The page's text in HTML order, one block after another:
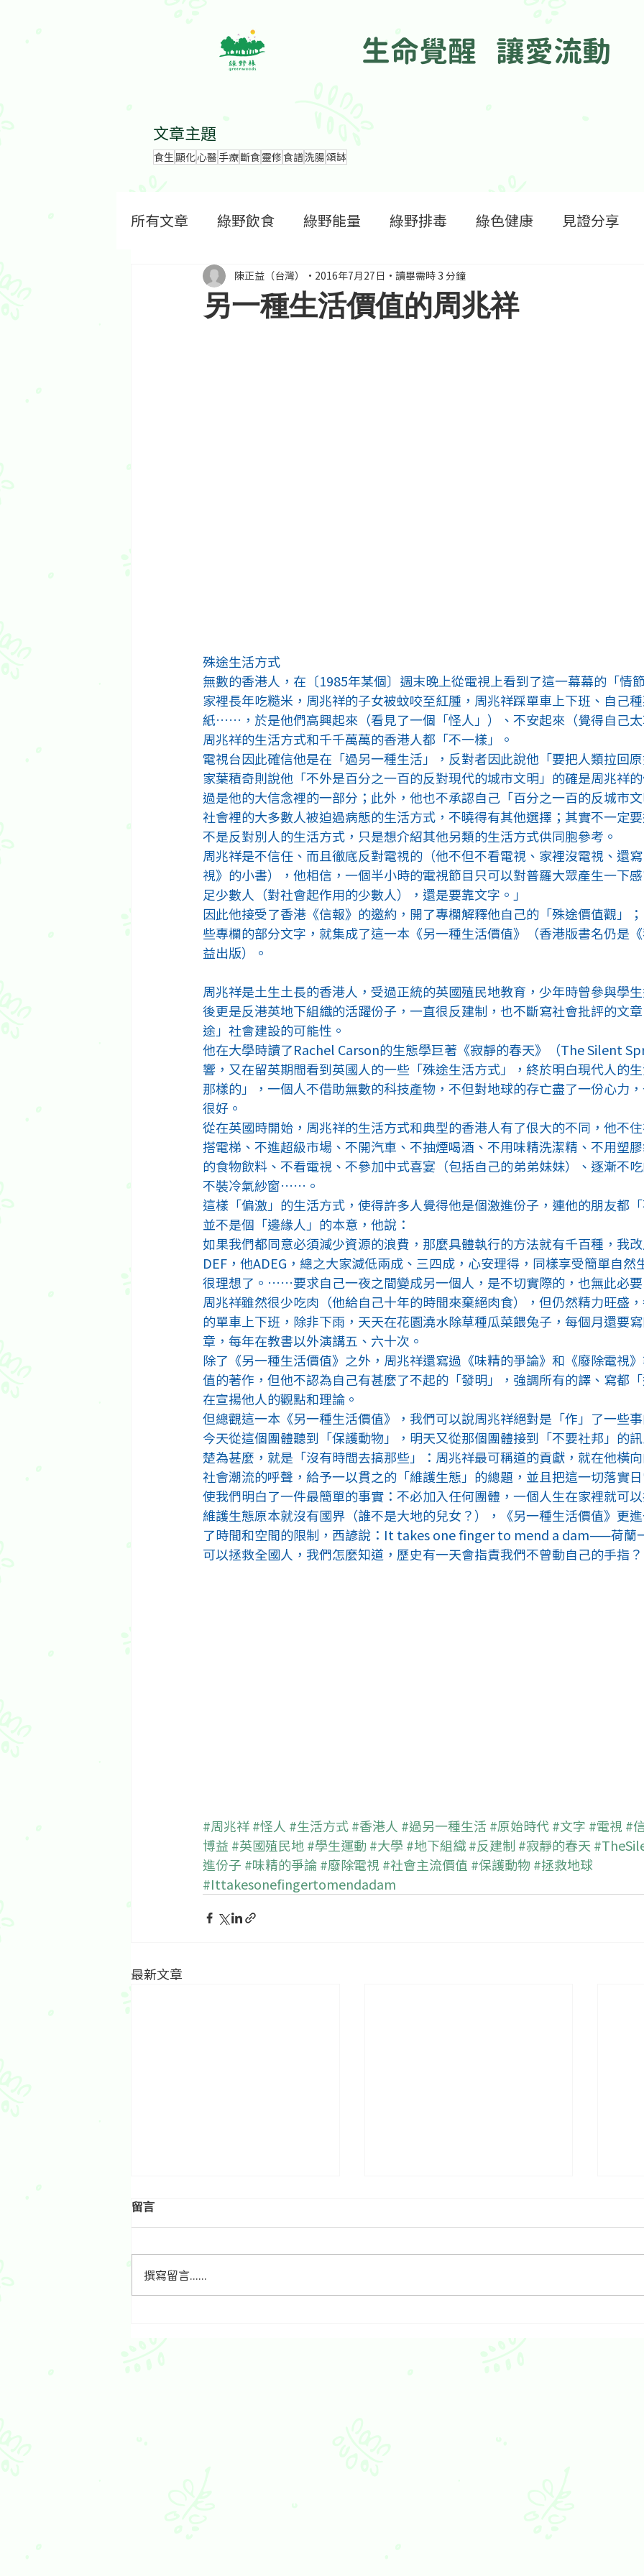
生命覺醒 讓愛流動
文章主題
食生顯化心醫 手療斷食靈修食譜洗腸頌缽
所有文章 綠野飲食 綠野能量 綠野排毒 綠色健康 見證分享
另一種生活價值的周兆祥
陳正益（台灣） 2016年7月27日 讀畢需時 3 分鐘
殊途生活方式
無數的香港人，在〔1985年某個〕週末晚上從電視上看到了這一幕幕的「情
家裡長年吃糙米，周兆祥的子女被蚊咬至紅腫，周兆祥踩單車上下班、自己
紙……，於是他們高興起來（看見了一個「怪人」）、不安起來（覺得自己
周兆祥的生活方式和千千萬萬的香港人都「不一樣」。
電視台因此確信他是在「過另一種生活」，反對者因此說他「要把人類拉回
家葉積奇則說他「不外是百分之一百的反對現代的城市文明」的確是周兆祥
過是他的大信念裡的一部分；此外，他也不承認自己「百分之一百的反城市
社會裡的大多數人被迫過病態的生活方式，不曉得有其他選擇；其實不一定
不是反對別人的生活方式，只是想介紹其他另類的生活方式供同胞參考。
周兆祥是不信任、而且徹底反對電視的（他不但不看電視、家裡沒電視、還
視》的小書），他相信，一個半小時的電視節目只可以對普羅大眾產生一下
足少數人（對社會起作用的少數人），還是要靠文字。」
因此他接受了香港《信報》的邀約，開了專欄解釋他自己的「殊途價值觀」
些專欄的部分文字，就集成了這一本《另一種生活價值》（香港版書名仍是
益出版）。
周兆祥是土生土長的香港人，受過正統的英國殖民地教育，少年時曾參與學
後更是反港英地下組織的活躍份子，一直很反建制，也不斷寫社會批評的文
途」社會建設的可能性。
他在大學時讀了Rachel Carson的生態學巨著《寂靜的春天》（The Silent
響，又在留英期間看到英國人的一些「殊途生活方式」，終於明白現代人的
那樣的」，一個人不借助無數的科技產物，不但對地球的存亡盡了一份心力
很好。
從在英國時開始，周兆祥的生活方式和典型的香港人有了佷大的不同，他不
搭電梯、不進超級市場、不開汽車、不抽煙喝酒、不用味精洗潔精、不用塑
的食物飲料、不看電視、不參加中式喜宴（包括自己的弟弟妹妹）、逐漸不
不裝冷氣紗窗……。
這樣「偏激」的生活方式，使得許多人覺得他是個激進份子，連他的朋友都
並不是個「邊緣人」的本意，他說：
如果我們都同意必須減少資源的浪費，那麼具體執行的方法就有千百種，我
DEF，他ADEG，總之大家減低兩成、三四成，心安理得，同樣享受簡單自然
很理想了。……要求自己一夜之間變成另一個人，是不切實際的，也無此必
周兆祥雖然很少吃肉（他給自己十年的時間來棄絕肉食），但仍然精力旺盛
的單車上下班，除非下雨，天天在花園澆水除草種瓜菜餵兔子，每個月還要
章，每年在教書以外演講五、六十次。
除了《另一種生活價值》之外，周兆祥還寫過《味精的爭論》和《廢除電視
值的著作，但他不認為自己有甚麼了不起的「發明」，強調所有的譯、寫都
在宣揚他人的觀點和理論。
但總觀這一本《另一種生活價值》，我們可以說周兆祥絕對是「作」了一些
今天從這個團體聽到「保護動物」，明天又從那個團體接到「不要社邦」的
楚為甚麼，就是「沒有時間去搞那些」：周兆祥最可稱道的貢獻，就在他橫
社會潮流的呼聲，給予一以貫之的「維護生態」的總題，並且把這一切落實
使我們明白了一件最簡單的事實：不必加入任何團體，一個人生在家裡就可
維護生態原本就沒有國界（誰不是大地的兒女？），《另一種生活價值》更
了時間和空間的限制，西諺說：It takes one finger to mend a dam——荷蘭
可以拯救全國人，我們怎麼知道，歷史有一天會指責我們不曾動自己的手指？
#周兆祥#怪人 #生活方式#香港人 #過另一種生活#原始時代#文字 #電視 #
博益 #英國殖民地#學生運動 #大學 #地下組織#反建制 #寂靜的春天
進份子 #味精的爭論#廢除電視 #社會主流價值 #保護動物 #拯救地球
#Ittakesonefingertomendadam
最新文章
綠野林神婆Joyce食生歷程分
留言
撰寫留言......